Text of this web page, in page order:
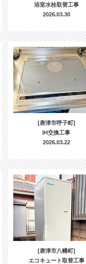
浴室水栓取替工事
2026.03.30
[唐津市呼子町]
IH交換工事
2026.03.22
[唐津市八幡町]
エコキュート取替工事